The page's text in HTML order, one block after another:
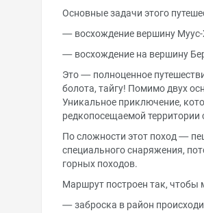
Основные задачи этого
— восхождение вершину
— восхождение на вершину
Это — полноценное
болота, тайгу! Помимо двух
Уникальное приключение,
редкопосещаемой
По сложности этот поход —
специального снаряжения,
горных походов.
Маршрут построен так, чтобы
— заброска в район